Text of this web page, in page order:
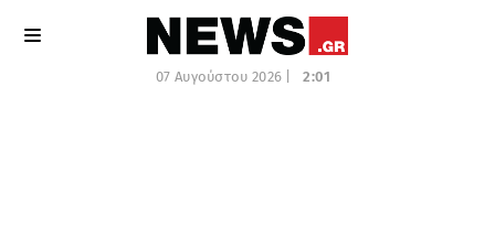
07 Αυγούστου 2026 | 2:01